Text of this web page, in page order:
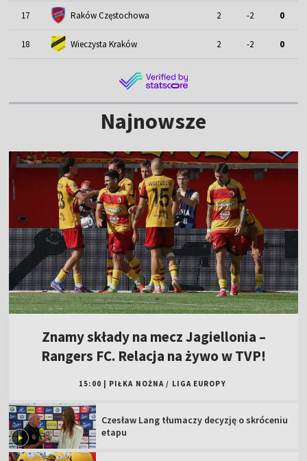
17 Raków Częstochowa 2 -2 0
18 Wieczysta Kraków 2 -2 0
Najnowsze
Znamy składy na mecz Jagiellonia –
Rangers FC. Relacja na żywo w TVP!
15:00 PIŁKA NOŻNA / LIGA EUROPY
Czesław Lang tłumaczy decyzję o skróceniu
etapu